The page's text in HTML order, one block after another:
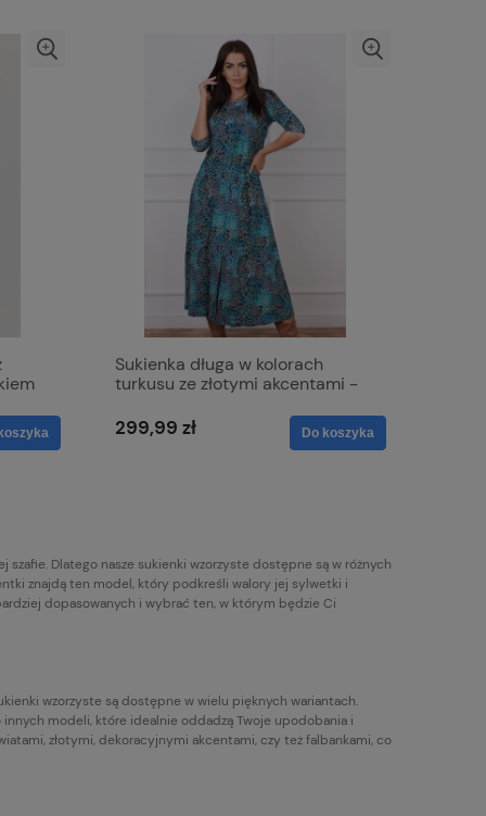
Sukienka długa w kolorach
turkusu ze złotymi akcentami -
299,99 zł Do koszyka
Dlatego nasze sukienki wzorzyste dostępne są w różnych
znajdą ten model, który podkreśli walory jej sylwetki i
dopasowanych i wybrać ten, w którym będzie Ci
wzorzyste są dostępne w wielu pięknych wariantach.
modeli, które idealnie oddadzą Twoje upodobania i
złotymi, dekoracyjnymi akcentami, czy też falbankami, co